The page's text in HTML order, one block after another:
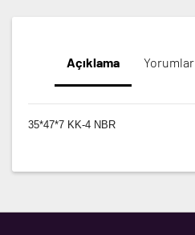
Açıklama Yorumlar
35*47*7 KK-4 NBR